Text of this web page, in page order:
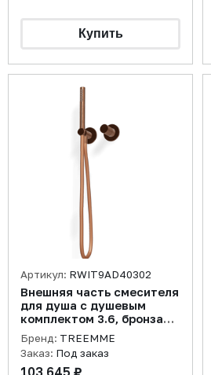
Артикул: RWIT9AD40302
Внешняя часть смесителя
для душа с душевым
комплектом 3.6, бронза
PVD
Бренд: TREEMME
Заказ: Под заказ
103 645 ₽